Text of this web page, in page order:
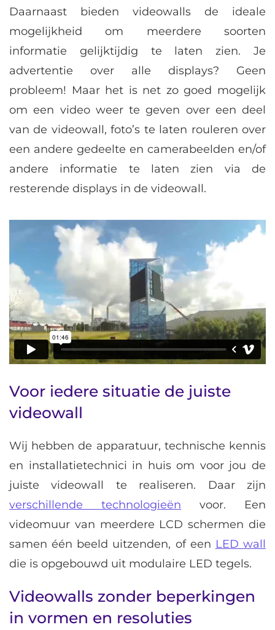
Daarnaast bieden videowalls de ideale
mogelijkheid om meerdere soorten
informatie gelijktijdig te laten zien. Je
advertentie over alle displays? Geen
probleem! Maar het is net zo goed mogelijk
om een video weer te geven over een deel
van de videowall, foto’s te laten rouleren over
een andere gedeelte en camerabeelden en/of
andere informatie te laten zien via de
resterende displays in de videowall.
Voor iedere situatie de juiste
videowall
Wij hebben de apparatuur, technische kennis
en installatietechnici in huis om voor jou de
juiste videowall te realiseren. Daar zijn
verschillende technologieën voor. Een
videomuur van meerdere LCD schermen die
samen één beeld uitzenden, of een LED wall
die is opgebouwd uit modulaire LED tegels.
Videowalls zonder beperkingen
in vormen en resoluties